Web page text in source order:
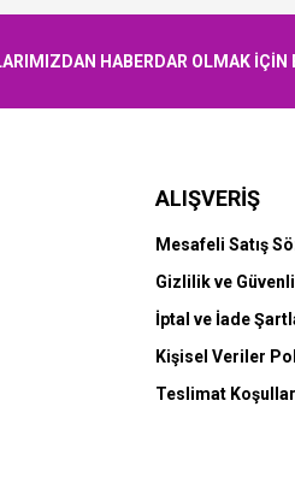
HABERDAR OLMAK
ALIŞVERİŞ
Mesafeli Satış
Gizlilik ve
İptal ve İade
Kişisel Veriler
Teslimat